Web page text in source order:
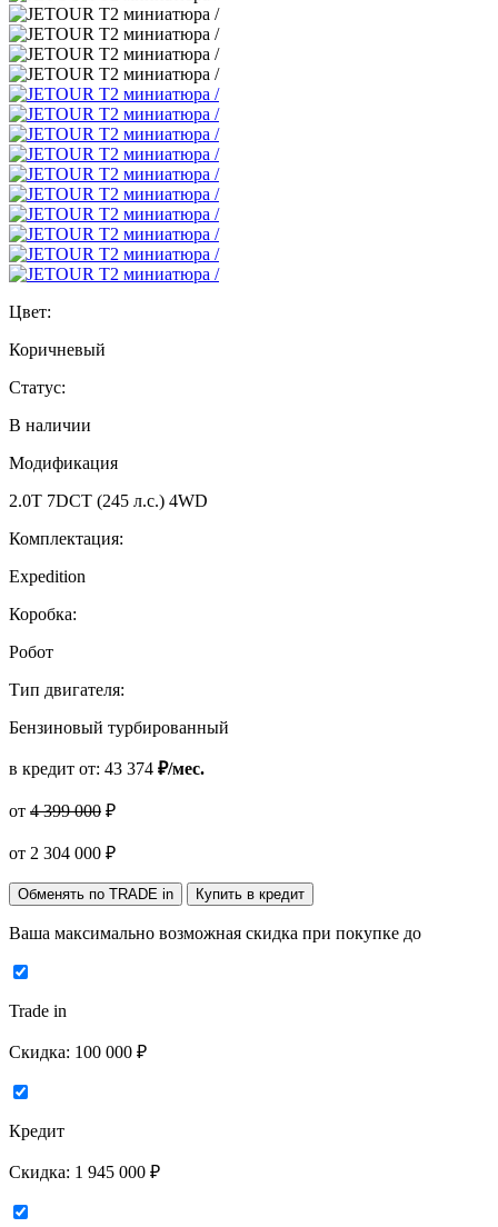
Цвет:
Коричневый
Статус:
В наличии
Модификация
2.0T 7DCT (245 л.с.) 4WD
Комплектация:
Expedition
Коробка:
Робот
Тип двигателя:
Бензиновый турбированный
в кредит от: 43 374 ₽/мес.
от 4 399 000 ₽
от 2 304 000 ₽
Обменять по TRADE in Купить в кредит
Ваша максимально возможная скидка при покупке до
Trade in
Скидка: 100 000 ₽
Кредит
Скидка: 1 945 000 ₽